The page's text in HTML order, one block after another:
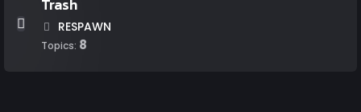
Trash
RESPAWN
Topics: 8